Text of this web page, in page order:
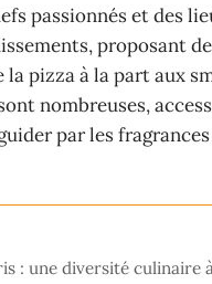
passionnés et des
proposant
pizza à la part aux
nombreuses,
par les
: une diversité culinaire